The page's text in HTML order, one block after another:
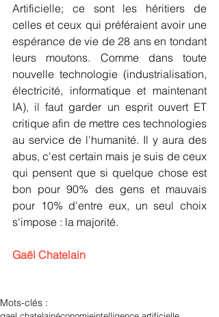
Artificielle; ce sont les héritiers de
celles et ceux qui préféraient avoir une
espérance de vie de 28 ans en tondant
leurs moutons. Comme dans toute
nouvelle technologie (industrialisation,
électricité, informatique et maintenant
IA), il faut garder un esprit ouvert ET
critique afin de mettre ces technologies
au service de l'humanité. Il y aura des
abus, c'est certain mais je suis de ceux
qui pensent que si quelque chose est
bon pour 90% des gens et mauvais
pour 10% d'entre eux, un seul choix
s'impose : la majorité.
Gaël Chatelain
Mots-clés :